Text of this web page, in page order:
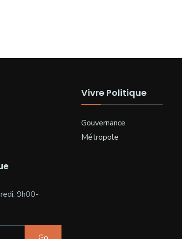
9h00-
Vivre Politique
Gouvernance
Métropole